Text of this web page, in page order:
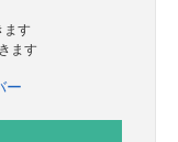
ます
ます
ー